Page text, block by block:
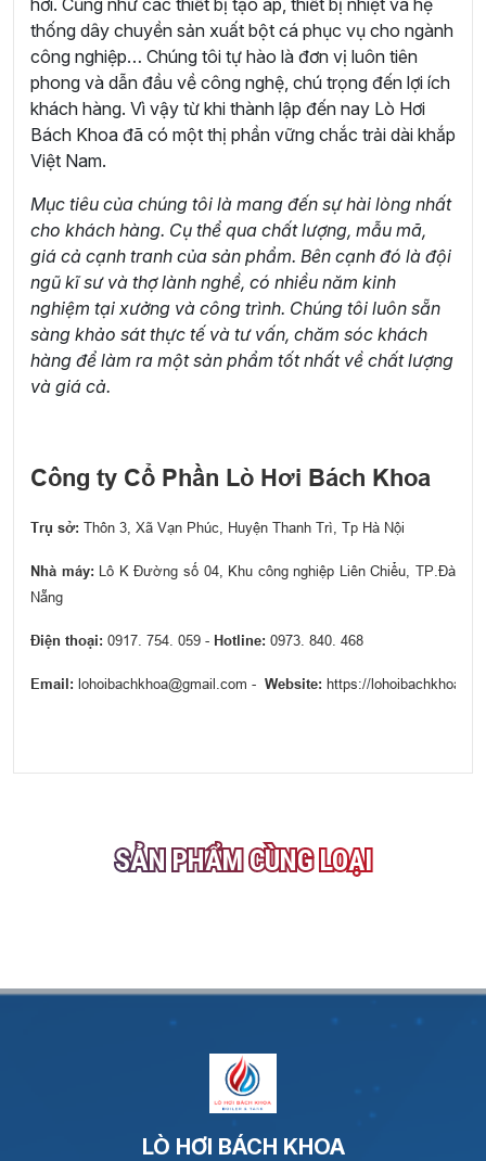
thống dây chuyền sản xuất bột cá phục vụ cho ngành
công nghiệp… Chúng tôi tự hào là đơn vị luôn tiên
phong và dẫn đầu về công nghệ, chú trọng đến lợi ích
khách hàng. Vì vậy từ khi thành lập đến nay Lò Hơi
Bách Khoa đã có một thị phần vững chắc trải dài khắp
Việt Nam.
Mục tiêu của chúng tôi là mang đến sự hài lòng nhất
cho khách hàng. Cụ thể qua chất lượng, mẫu mã,
giá cả cạnh tranh của sản phẩm. Bên cạnh đó là đội
ngũ kĩ sư và thợ lành nghề, có nhiều năm kinh
nghiệm tại xưởng và công trình. Chúng tôi luôn sẵn
sàng khảo sát thực tế và tư vấn, chăm sóc khách
hàng để làm ra một sản phẩm tốt nhất về chất lượng
và giá cả.
Công ty Cổ Phần Lò Hơi Bách Khoa
Trụ sở: Thôn 3, Xã Vạn Phúc, Huyện Thanh Trì, Tp Hà Nội
Nhà máy: Lô K Đường số 04, Khu công nghiệp Liên Chiểu, TP.Đà
Nẵng
Điện thoại: 0917. 754. 059 - Hotline: 0973. 840. 468
Email: lohoibachkhoa@gmail.com - Website: https://
SẢN PHẨM CÙNG LOẠI
LÒ HƠI BÁCH KHOA